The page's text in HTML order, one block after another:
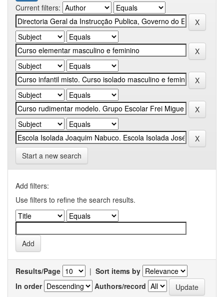
Current filters:
Start a new search
Add filters:
Use filters to refine the search results.
Results/Page | Sort items by
In order
Authors/record